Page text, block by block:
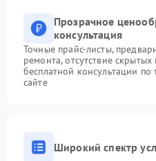
Прозрачное
консультация
Точные прайс-листы,
ремонта, отсутствие
бесплатной консультации
сайте
Широкий спектр